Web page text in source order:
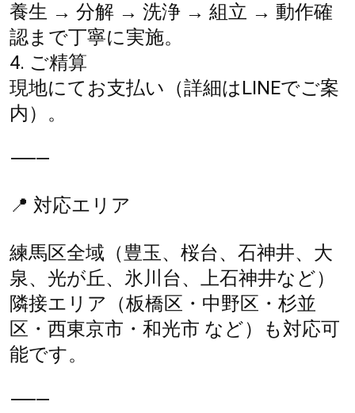
養生 → 分解 → 洗浄 → 組立 → 動作確
認まで丁寧に実施。
4. ご精算
現地にてお支払い（詳細はLINEでご案
内）。
⸻
📍 対応エリア
練馬区全域（豊玉、桜台、石神井、大
泉、光が丘、氷川台、上石神井など）
隣接エリア（板橋区・中野区・杉並
区・西東京市・和光市 など）も対応可
能です。
⸻